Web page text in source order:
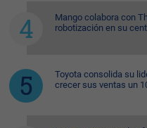
Mango colabora con
robotización en su
Toyota consolida su
crecer sus ventas un